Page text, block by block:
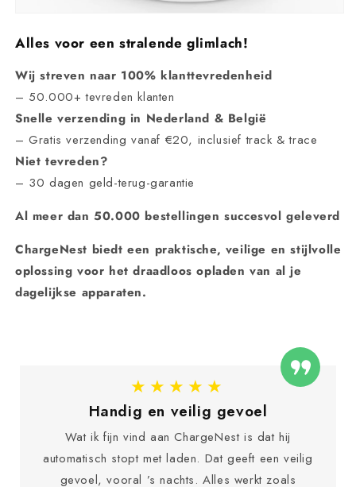
Alles voor een stralende glimlach!
Wij streven naar 100% klanttevredenheid
– 50.000+ tevreden klanten
Snelle verzending in Nederland & België
– Gratis verzending vanaf €20, inclusieftrack & trace
Niet tevreden?
– 30 dagen geld-terug-garantie
Al meer dan 50.000 bestellingen succesvol geleverd
ChargeNest biedt een praktische, veilige en stijlvolle
oplossing voor het draadloos opladen van al je
dagelijkse apparaten.
★★★★★
Handig en veilig gevoel
Wat ik fijn vind aan ChargeNest is dat hij
automatisch stopt met laden. Dat geeft een veilig
gevoel, vooral ’s nachts. Alles werkt zoals